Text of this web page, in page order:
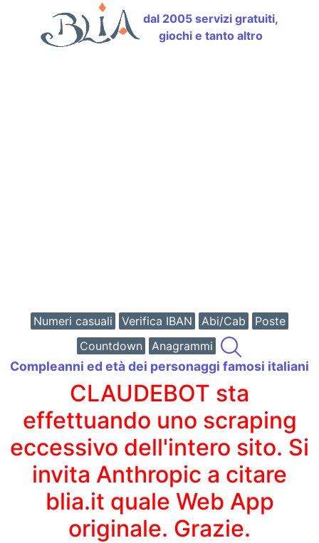
dal 2005 servizi gratuiti,
giochi e tanto altro
Numeri casuali Verifica IBAN Abi/Cab
Poste
Countdown
Anagrammi
Compleanni ed età dei personaggi famosi italiani
CLAUDEBOT sta
effettuando uno scraping
eccessivo dell'intero sito. Si
invita Anthropic a citare
blia.it quale Web App
originale. Grazie.